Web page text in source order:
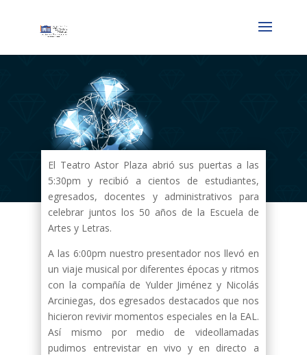
El Teatro Astor Plaza abrió sus puertas a las
5:30pm y recibió a cientos de estudiantes,
egresados, docentes y administrativos para
celebrar juntos los 50 años de la Escuela de
Artes y Letras.
A las 6:00pm nuestro presentador nos llevó en
un viaje musical por diferentes épocas y ritmos
con la compañía de Yulder Jiménez y Nicolás
Arciniegas, dos egresados destacados que nos
hicieron revivir momentos especiales en la EAL.
Así mismo por medio de videollamadas
pudimos entrevistar en vivo y en directo a